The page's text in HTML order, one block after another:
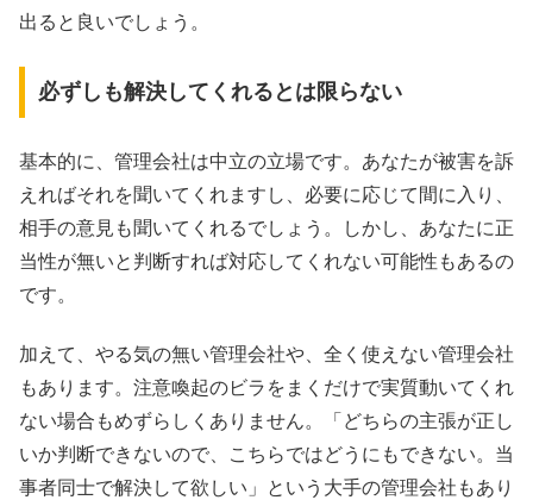
出ると良いでしょう。
必ずしも解決してくれるとは限らない
基本的に、管理会社は中立の立場です。あなたが被害を訴
えればそれを聞いてくれますし、必要に応じて間に入り、
相手の意見も聞いてくれるでしょう。しかし、あなたに正
当性が無いと判断すれば対応してくれない可能性もあるの
です。
加えて、やる気の無い管理会社や、全く使えない管理会社
もあります。注意喚起のビラをまくだけで実質動いてくれ
ない場合もめずらしくありません。「どちらの主張が正し
いか判断できないので、こちらではどうにもできない。当
事者同士で解決して欲しい」という大手の管理会社もあり